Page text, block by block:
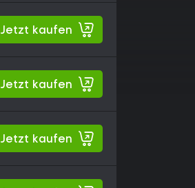
Jetzt kaufen
Jetzt kaufen
Jetzt kaufen